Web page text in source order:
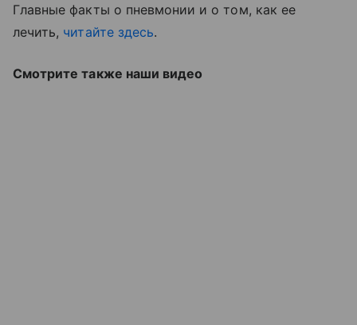
Главные факты о пневмонии и о том, как ее
лечить, читайте здесь.
Смотрите также наши видео